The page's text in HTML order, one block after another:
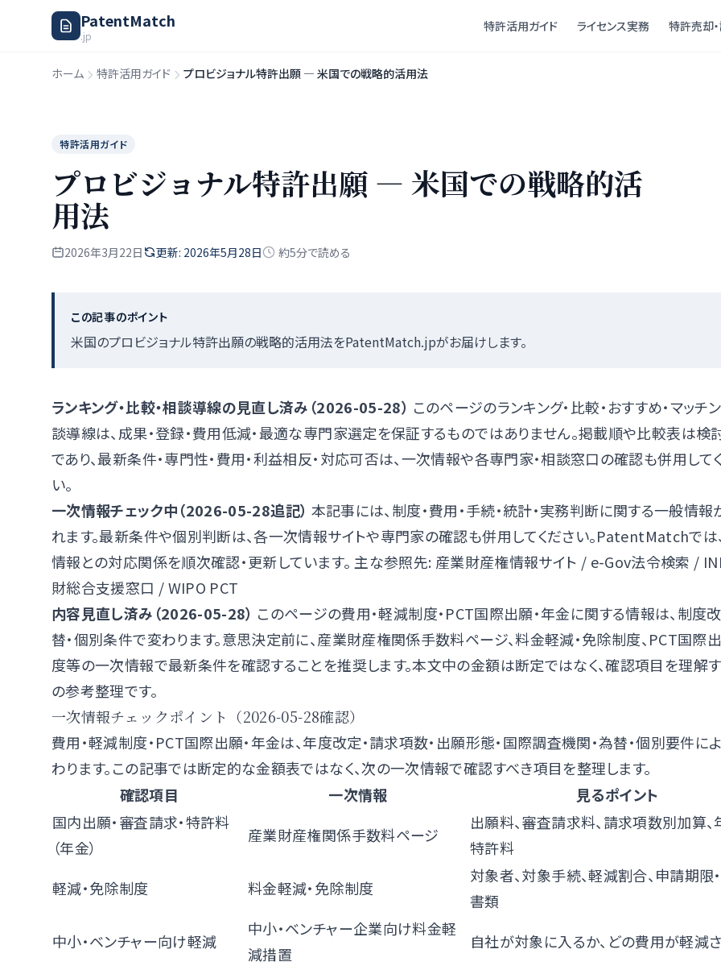
PatentMatch
.jp
特許活用ガイド ライセンス実務 特許売却
ホーム 特許活用ガイド プロビジョナル特許出願 — 米国での戦略的活用法
特許活用ガイド
プロビジョナル特許出願 — 米国での戦略的活
用法
2026年3月22日 更新: 2026年5月28日 約5分で読める
この記事のポイント
米国のプロビジョナル特許出願の戦略的活用法をPatentMatch.jpがお届けします。
ランキング・比較・相談導線の見直し済み（2026-05-28） このページのランキング・比較・おすすめ・マッチ
談導線は、成果・登録・費用低減・最適な専門家選定を保証するものではありません。掲載順や比較表は検
であり、最新条件・専門性・費用・利益相反・対応可否は、一次情報や各専門家・相談窓口の確認も併用して
い。
一次情報チェック中（2026-05-28追記） 本記事には、制度・費用・手続・統計・実務判断に関する一般情報
れます。最新条件や個別判断は、各一次情報サイトや専門家の確認も併用してください。PatentMatchでは
情報との対応関係を順次確認・更新しています。 主な参照先: 産業財産権情報サイト / e-Gov法令検索 /
財総合支援窓口 /WIPO PCT
内容見直し済み（2026-05-28） このページの費用・軽減制度・PCT国際出願・年金に関する情報は、制度
替・個別条件で変わります。意思決定前に、産業財産権関係手数料ページ、料金軽減・免除制度、PCT国際
度等の一次情報で最新条件を確認することを推奨します。本文中の金額は断定ではなく、確認項目を理解
の参考整理です。
一次情報チェックポイント（2026-05-28確認）
費用・軽減制度・PCT国際出願・年金は、年度改定・請求項数・出願形態・国際調査機関・為替・個別要件に
わります。この記事では断定的な金額表ではなく、次の一次情報で確認すべき項目を整理します。
確認項目
一次情報
見るポイント
国内出願・審査請求・特許料
（年金）
産業財産権関係手数料ページ
出願料、審査請求料、請求項数別加算
特許料
軽減・免除制度
料金軽減・免除制度
対象者、対象手続、軽減割合、申請期限
書類
中小・ベンチャー向け軽減
中小・ベンチャー企業向け料金軽
減措置
自社が対象に入るか、どの費用が軽減